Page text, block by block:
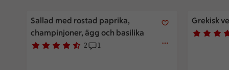
Sallad med rostad paprika,
champinjoner, ägg och basilika
Betyg 4.5 av 5. 2
2 personer har röstatReceptet har 1 kommentarer
1
Sallad med rostad paprika, champinjoner, ägg och
Grekisk
Betyg 4.4
10
Grekisk